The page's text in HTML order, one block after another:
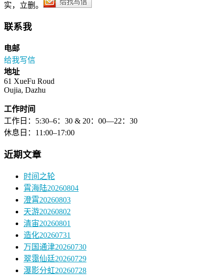
实，立删。
联系我
电邮
给我写信
地址
61 XueFu Roud
Oujia, Dazhu
工作时间
工作日：5:30–6：30 & 20：00—22：30
休息日：11:00–17:00
近期文章
时间之轮
霄海陆20260804
澄霄20260803
天游20260802
清宙20260801
造化20260731
万国通津20260730
翠霭仙廷20260729
瀑影分虹20260728